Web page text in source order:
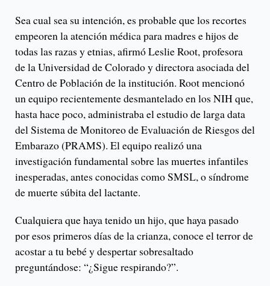
Sea cual sea su intención, es probable que los recortes
empeoren la atención médica para madres e hijos de
todas las razas y etnias, afirmó Leslie Root, profesora
de la Universidad de Colorado y directora asociada del
Centro de Población de la institución. Root mencionó
un equipo recientemente desmantelado en los NIH que,
hasta hace poco, administraba el estudio de larga data
del Sistema de Monitoreo de Evaluación de Riesgos del
Embarazo (PRAMS). El equipo realizó una
investigación fundamental sobre las muertes infantiles
inesperadas, antes conocidas como SMSL, o síndrome
de muerte súbita del lactante.
Cualquiera que haya tenido un hijo, que haya pasado
por esos primeros días de la crianza, conoce el terror de
acostar a tu bebé y despertar sobresaltado
preguntándose: “¿Sigue respirando?”.